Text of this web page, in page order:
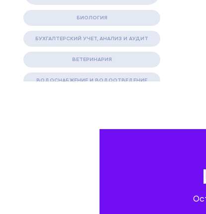
БИОЛОГИЯ
БУХГАЛТЕРСКИЙ УЧЕТ, АНАЛИЗ И АУДИТ
ВЕТЕРИНАРИЯ
ВОДОСНАБЖЕНИЕ И ВОДООТВЕДЕНИЕ